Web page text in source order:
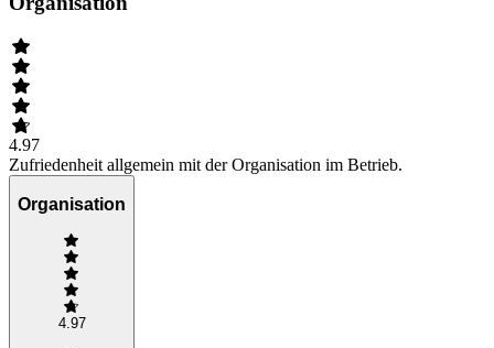
4.97
Zufriedenheit allgemein mit der Organisation im Betrieb.
Organisation
4.97